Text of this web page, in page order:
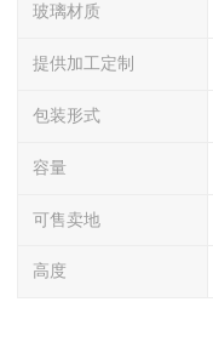
玻璃材质
提供加工定制
包装形式
容量
可售卖地
高度